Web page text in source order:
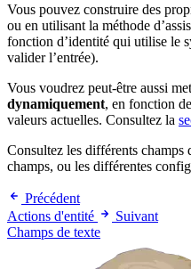
Vous pouvez construire des
ou en utilisant la méthode
fonction d’identité qui utilise le
valider l’entrée).
Vous voudrez peut-être aussi
dynamiquement, en fonction
valeurs actuelles. Consultez la
Consultez les différents champs
champs, ou les différentes
Précédent
Actions d'entité
Suivant
Champs de texte